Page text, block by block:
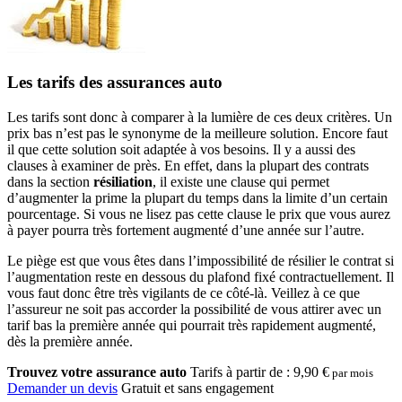
Les tarifs des assurances auto
Les tarifs sont donc à comparer à la lumière de ces deux critères. Un
prix bas n’est pas le synonyme de la meilleure solution. Encore faut
il que cette solution soit adaptée à vos besoins. Il y a aussi des
clauses à examiner de près. En effet, dans la plupart des contrats
dans la section résiliation, il existe une clause qui permet
d’augmenter la prime la plupart du temps dans la limite d’un certain
pourcentage. Si vous ne lisez pas cette clause le prix que vous aurez
à payer pourra très fortement augmenté d’une année sur l’autre.
Le piège est que vous êtes dans l’impossibilité de résilier le contrat si
l’augmentation reste en dessous du plafond fixé contractuellement. Il
vous faut donc être très vigilants de ce côté-là. Veillez à ce que
l’assureur ne soit pas accorder la possibilité de vous attirer avec un
tarif bas la première année qui pourrait très rapidement augmenté,
dès la première année.
Trouvez votre assurance auto Tarifs à partir de : 9,90 € par mois
Demander un devis Gratuit et sans engagement